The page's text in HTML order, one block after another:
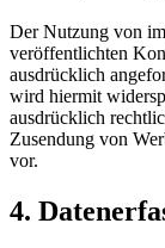
Der Nutzung von
veröffentlichten
ausdrücklich
wird hiermit
ausdrücklich
Zusendung von
vor.
4.